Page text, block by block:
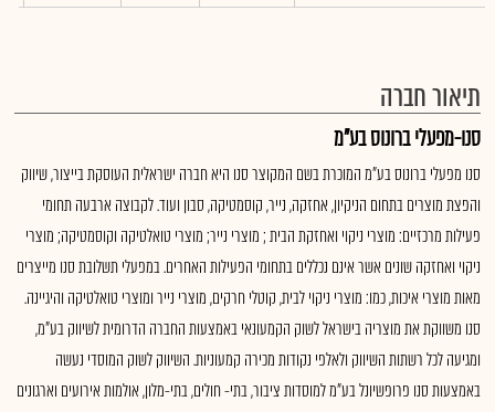
תיאור חברה
סנו-מפעלי ברונוס בע"מ
סנו מפעלי ברונוס בע"מ המוכרת בשם המקוצר סנו היא חברה ישראלית העוסקת בייצור, שיווק
והפצת מוצרים בתחום הניקיון, אחזקה, נייר, קוסמטיקה, סבון ועוד. לקבוצה ארבעה תחומי
פעילות מרכזיים: מוצרי ניקוי ואחזקת הבית ; מוצרי נייר; מוצרי טואלטיקה וקוסמטיקה; מוצרי
ניקוי ואחזקה שונים אשר אינם נכללים בתחומי הפעילות האחרים. במפעלי תשלובת סנו מייצרים
מאות מוצרי איכות, כמו: מוצרי ניקוי לבית, קוטלי חרקים, מוצרי נייר ומוצרי טואלטיקה והיגיינה.
סנו משווקת את מוצריה בישראל לשוק הקמעונאי באמצעות החברה הדרומית לשיווק בע"מ,
ומגיעה לכל רשתות השיווק ולאלפי נקודות מכירה קמעוניות. השיווק לשוק המוסדי נעשה
באמצעות סנו פרופשיונל בע"מ למוסדות ציבור, בתי- חולים, בתי-מלון, אולמות אירועים וארגונים